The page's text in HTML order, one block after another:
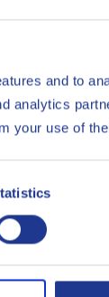
and to
analytics
your use of
за счет
Q8Oils
мы